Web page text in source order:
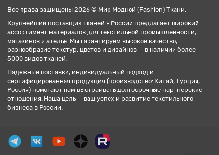
Все права защищены 2026 © Мир Модной (Fashion) Ткани.
Крупнейший поставщик тканей в России предлагает широкий
ассортимент материалов для текстильной промышленности,
магазинов и ателье. Мы гарантируем высокое качество,
разнообразие текстур, цветов и дизайнов — в наличии более
5000 видов тканей.
Надежные поставки, индивидуальный подход и
сертифицированная продукция (производство: Китай, Турция,
Россия) помогают нам выстраивать долгосрочные партнерские
отношения. Наша цель — ваш успех и развитие текстильного
бизнеса в России.